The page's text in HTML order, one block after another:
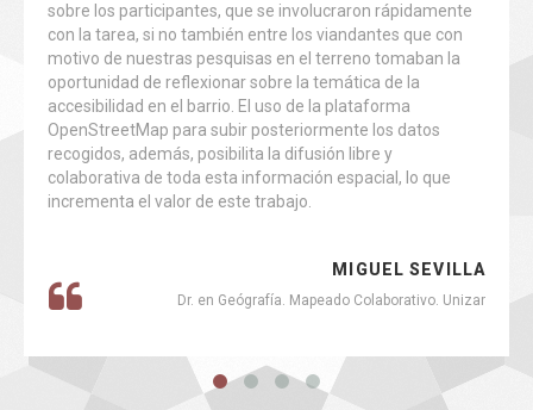
sobre los participantes, que se involucraron rápidamente
con la tarea, si no también entre los viandantes que con
motivo de nuestras pesquisas en el terreno tomaban la
oportunidad de reflexionar sobre la temática de la
accesibilidad en el barrio. El uso de la plataforma
OpenStreetMap para subir posteriormente los datos
recogidos, además, posibilita la difusión libre y
colaborativa de toda esta información espacial, lo que
incrementa el valor de este trabajo.
MIGUEL SEVILLA
Dr. en Geógrafía. Mapeado Colaborativo. Unizar